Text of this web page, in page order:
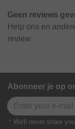
Geen reviews
Help ons en
review
Abonneer je op
* We'll never share